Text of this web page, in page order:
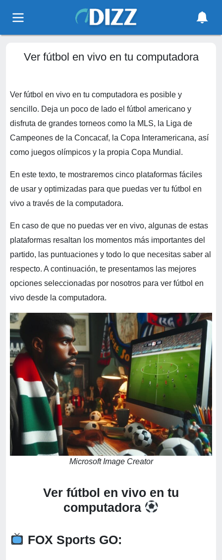
Ver fútbol en vivo en tu computadora
Ver fútbol en vivo en tu computadora es posible y
sencillo. Deja un poco de lado el fútbol americano y
disfruta de grandes torneos como la MLS, la Liga de
Campeones de la Concacaf, la Copa Interamericana, así
como juegos olímpicos y la propia Copa Mundial.
En este texto, te mostraremos cinco plataformas fáciles
de usar y optimizadas para que puedas ver tu fútbol en
vivo a través de la computadora.
En caso de que no puedas ver en vivo, algunas de estas
plataformas resaltan los momentos más importantes del
partido, las puntuaciones y todo lo que necesitas saber al
respecto. A continuación, te presentamos las mejores
opciones seleccionadas por nosotros para ver fútbol en
vivo desde la computadora.
Microsoft Image Creator
Ver fútbol en vivo en tu
computadora
FOX Sports GO: